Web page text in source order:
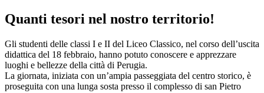
Quanti tesori nel nostro territorio!
Gli studenti delle classi I e II del Liceo Classico, nel corso dell’uscita
didattica del 18 febbraio, hanno potuto conoscere e apprezzare
luoghi e bellezze della città di Perugia.
La giornata, iniziata con un’ampia passeggiata del centro storico, è
proseguita con una lunga sosta presso il complesso di san Pietro